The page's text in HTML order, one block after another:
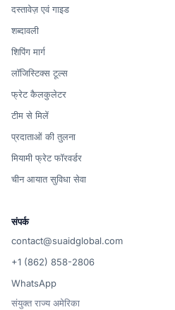
दस्तावेज़ एवं गाइड
शब्दावली
शिपिंग मार्ग
लॉजिस्टिक्स टूल्स
फ्रेट कैलकुलेटर
टीम से मिलें
प्रदाताओं की तुलना
मियामी फ्रेट फॉरवर्डर
चीन आयात सुविधा सेवा
संपर्क
contact@suaidglobal.com
+1 (862) 858-2806
WhatsApp
संयुक्त राज्य अमेरिका